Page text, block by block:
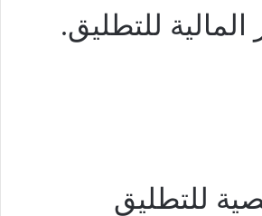
المالية للتطليق.
للتطليق